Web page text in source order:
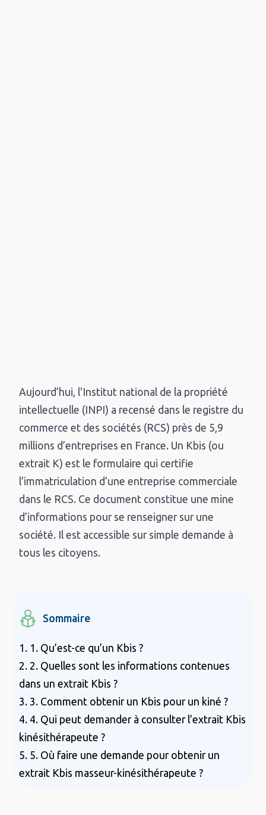
Aujourd’hui, l'Institut national de la propriété
intellectuelle (INPI) a recensé dans le registre du
commerce et des sociétés (RCS) près de 5,9
millions d’entreprises en France. Un Kbis (ou
extrait K) est le formulaire qui certifie
l’immatriculation d’une entreprise commerciale
dans le RCS. Ce document constitue une mine
d’informations pour se renseigner sur une
société. Il est accessible sur simple demande à
tous les citoyens.
Sommaire
1. 1. Qu’est-ce qu’un Kbis ?
2. 2. Quelles sont les informations contenues
dans un extrait Kbis ?
3. 3. Comment obtenir un Kbis pour un kiné ?
4. 4. Qui peut demander à consulter l’extrait Kbis
kinésithérapeute ?
5. 5. Où faire une demande pour obtenir un
extrait Kbis masseur-kinésithérapeute ?